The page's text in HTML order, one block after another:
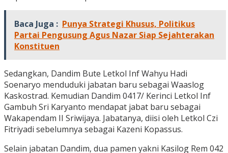
Baca Juga : Punya Strategi Khusus, Politikus
Partai Pengusung Agus Nazar Siap Sejahterakan
Konstituen
Sedangkan, Dandim Bute Letkol Inf Wahyu Hadi
Soenaryo menduduki jabatan baru sebagai Waaslog
Kaskostrad. Kemudian Dandim 0417/ Kerinci Letkol Inf
Gambuh Sri Karyanto mendapat jabat baru sebagai
Wakapendam II Sriwijaya. Jabatanya, diisi oleh Letkol Czi
Fitriyadi sebelumnya sebagai Kazeni Kopassus.
Selain jabatan Dandim, dua pamen yakni Kasilog Rem 042